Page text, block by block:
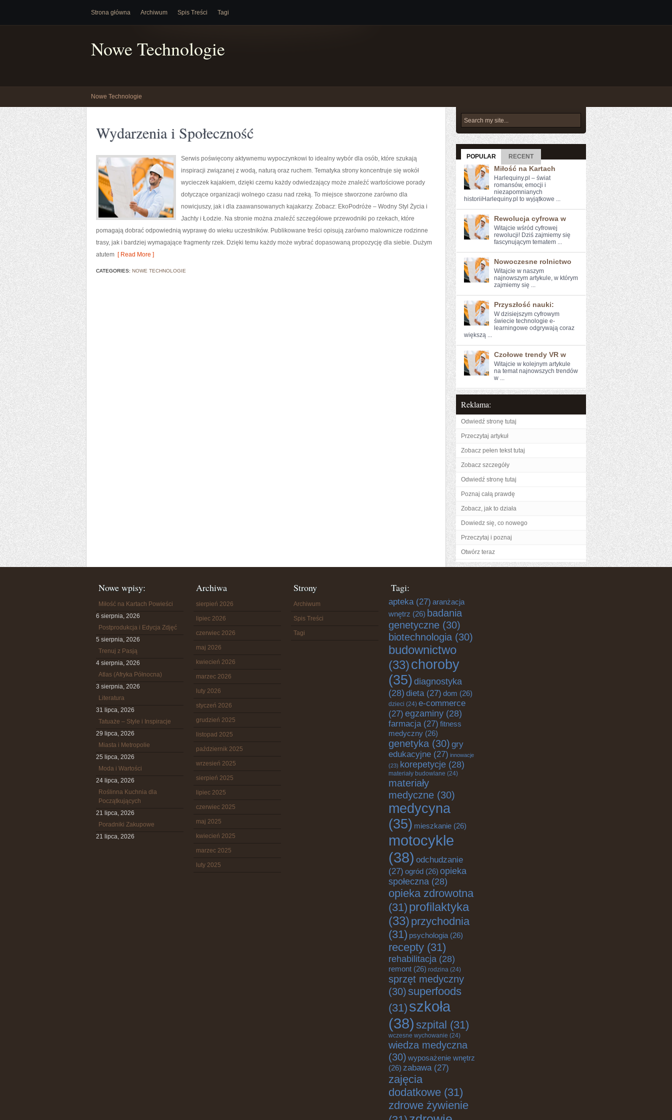
Strona główna Archiwum Spis Treści Tagi
Nowe Technologie
Nowe Technologie
Wydarzenia i Społeczność
Serwis poświęcony aktywnemu wypoczynkowi to idealny wybór dla osób, które szukają
inspiracji związanej z wodą, naturą oraz ruchem. Tematyka strony koncentruje się wokół
wycieczek kajakiem, dzięki czemu każdy odwiedzający może znaleźć wartościowe porady
dotyczące organizacji wolnego czasu nad rzeką. To miejsce stworzone zarówno dla
nowicjuszy, jak i dla zaawansowanych kajakarzy. Zobacz: EkoPodróże – Wodny Styl Życia i
Jachty i Łodzie. Na stronie można znaleźć szczegółowe przewodniki po rzekach, które
pomagają dobrać odpowiednią wyprawę do wieku uczestników. Publikowane treści opisują zarówno malownicze rodzinne
trasy, jak i bardziej wymagające fragmenty rzek. Dzięki temu każdy może wybrać dopasowaną propozycję dla siebie. Dużym
atutem [ Read More ]
CATEGORIES: NOWE TECHNOLOGIE
POPULAR RECENT
Miłość na Kartach
Harlequiny.pl – świat
romansów, emocji i
niezapomnianych
historiiHarlequiny.pl to wyjątkowe ...
Rewolucja cyfrowa w
Witajcie wśród cyfrowej
⁢rewolucji! Dziś zajmiemy ​się
fascynującym tematem ...
Nowoczesne rolnictwo
Witajcie w naszym
najnowszym artykule, ‍w którym
zajmiemy się ...
Przyszłość nauki:
W dzisiejszym cyfrowym
świecie technologie e-
learningowe odgrywają ⁢coraz
większą ...
Czołowe trendy VR w
Witajcie w kolejnym artykule
na temat najnowszych ‌trendów
w ...
Reklama:
Odwiedź stronę tutaj
Przeczytaj artykuł
Zobacz pełen tekst tutaj
Zobacz szczegóły
Odwiedź stronę tutaj
Poznaj całą prawdę
Zobacz, jak to działa
Dowiedz się, co nowego
Przeczytaj i poznaj
Otwórz teraz
Nowe wpisy:
Miłość na Kartach Powieści
6 sierpnia, 2026
Postprodukcja i Edycja Zdjęć
5 sierpnia, 2026
Trenuj z Pasją
4 sierpnia, 2026
Atlas (Afryka Północna)
3 sierpnia, 2026
Literatura
31 lipca, 2026
Tatuaże – Style i Inspiracje
29 lipca, 2026
Miasta i Metropolie
25 lipca, 2026
Moda i Wartości
24 lipca, 2026
Roślinna Kuchnia dla
Początkujących
21 lipca, 2026
Poradniki Zakupowe
21 lipca, 2026
Archiwa
sierpień 2026
lipiec 2026
czerwiec 2026
maj 2026
kwiecień 2026
marzec 2026
luty 2026
styczeń 2026
grudzień 2025
listopad 2025
październik 2025
wrzesień 2025
sierpień 2025
lipiec 2025
czerwiec 2025
maj 2025
kwiecień 2025
marzec 2025
luty 2025
Strony
Archiwum
Spis Treści
Tagi
Tagi:
apteka(27) aranżacja
wnętrz (26) badania
genetyczne (30)
biotechnologia (30)
budownictwo
(33)choroby
(35) diagnostyka
(28) dieta(27) dom (26)
dzieci (24) e-commerce
(27) egzaminy (28)
farmacja(27) fitness
medyczny (26)
genetyka (30) gry
edukacyjne (27) innowacje
(23) korepetycje (28)
materiały budowlane (24)
materiały
medyczne (30)
medycyna
(35) mieszkanie (26)
motocykle
(38) odchudzanie
(27) ogród (26) opieka
społeczna (28)
opieka zdrowotna
(31) profilaktyka
(33) przychodnia
(31) psychologia (26)
recepty (31)
rehabilitacja (28)
remont (26) rodzina (24)
sprzęt medyczny
(30)superfoods
(31) szkoła
(38) szpital (31)
wczesne wychowanie (24)
wiedza medyczna
(30) wyposażenie wnętrz
(26) zabawa(27)
zajęcia
dodatkowe (31)
zdrowe żywienie